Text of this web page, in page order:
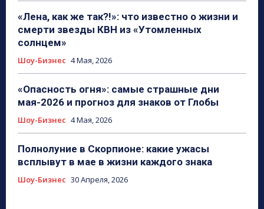
«Лена, как же так?!»: что известно о жизни и
смерти звезды КВН из «Утомленных
солнцем»
Шоу-Бизнес 4 Мая, 2026
«Опасность огня»: самые страшные дни
мая-2026 и прогноз для знаков от Глобы
Шоу-Бизнес 4 Мая, 2026
Полнолуние в Скорпионе: какие ужасы
всплывут в мае в жизни каждого знака
Шоу-Бизнес 30 Апреля, 2026